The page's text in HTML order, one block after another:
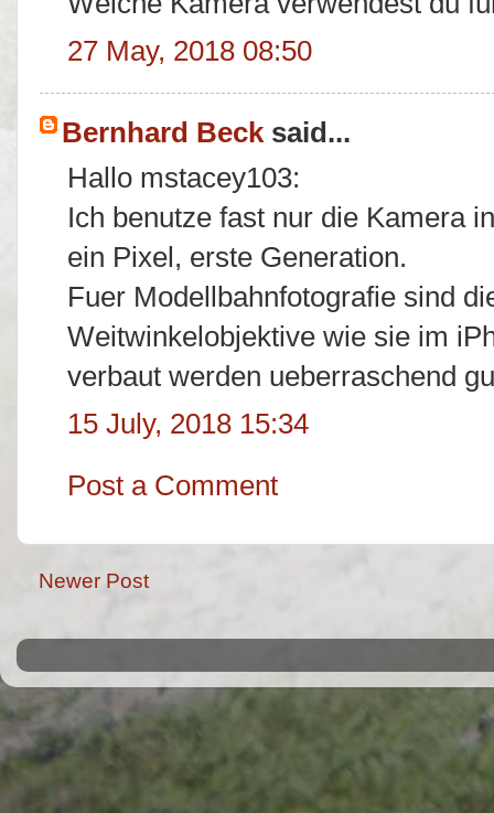
27 May, 2018 08:50
Bernhard Becksaid...
Hallo mstacey103:
Ich benutze fast nur die Kamera
ein Pixel, erste Generation.
Fuer Modellbahnfotografie sind
Weitwinkelobjektive wie sie im
verbaut werden ueberraschend
15 July, 2018 15:34
Post a Comment
Newer Post